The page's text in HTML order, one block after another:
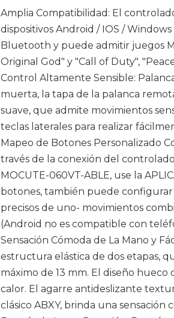
Amplia Compatibilidad: El
dispositivos Android / IOS /
Bluetooth y puede admitir juegos
Original God" y "Call of Duty",
Control Altamente Sensible:
muerta, la tapa de la palanca
suave, que admite movimientos
teclas laterales para realizar
Mapeo de Botones Personalizado
través de la conexión del
MOCUTE-060VT-ABLE, use la
botones, también puede
precisos de uno- movimientos
(Android no es compatible con
Sensación Cómoda de La Mano y
estructura elástica de dos etapas,
máximo de 13 mm. El diseño
calor. El agarre antideslizante
clásico ABXY, brinda una